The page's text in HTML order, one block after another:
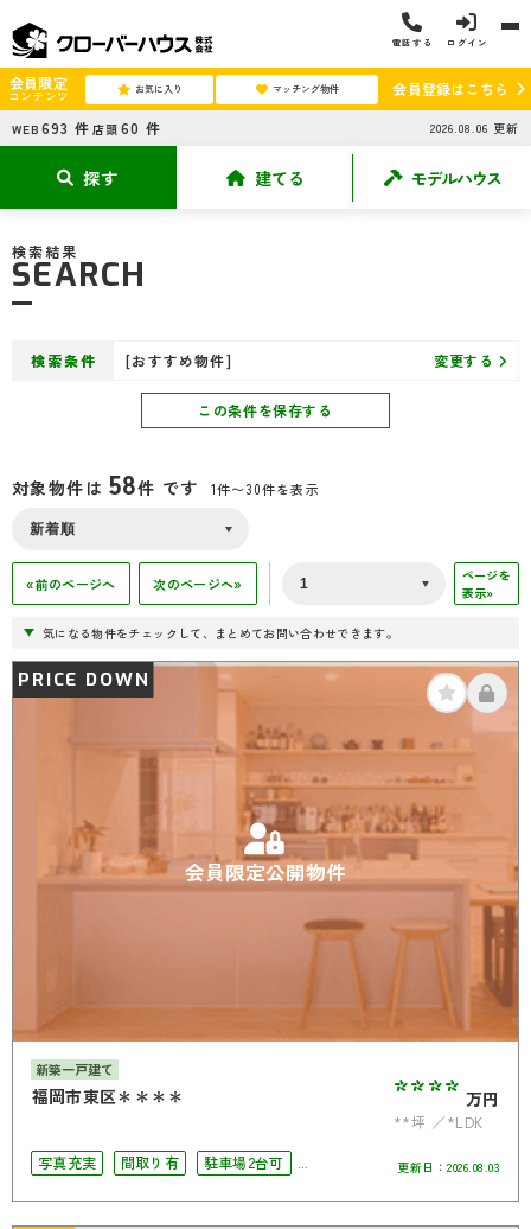
電話する ログイン
会員限定
コンテンツ お気に入り マッチング物件 会員登録はこちら
WEB 693 件 店頭 60 件 2026.08.06 更新
探す 建てる モデルハウス
検索結果
SEARCH
検索条件 [おすすめ物件] 変更する
この条件を保存する
対象物件は58件 です 1件〜30件を表示
«前のページへ 次のページへ»
ページを
表示»
気になる物件をチェックして、まとめてお問い合わせできます。
会員限定公開物件
PRICE DOWN
新築一戸建て
福岡市東区＊＊＊＊ **** 万円
**坪
*LDK
写真充実
間取り有
駐車場2台可
更新日： 2026.08.03